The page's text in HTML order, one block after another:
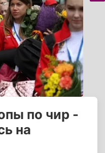
по чир -
на